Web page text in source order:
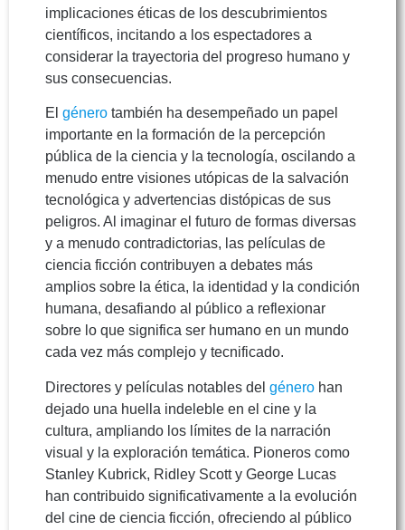
implicaciones éticas de los descubrimientos
científicos, incitando a los espectadores a
considerar la trayectoria del progreso humano y
sus consecuencias.
El género también ha desempeñado un papel
importante en la formación de la percepción
pública de la ciencia y la tecnología, oscilando a
menudo entre visiones utópicas de la salvación
tecnológica y advertencias distópicas de sus
peligros. Al imaginar el futuro de formas diversas
y a menudo contradictorias, las películas de
ciencia ficción contribuyen a debates más
amplios sobre la ética, la identidad y la condición
humana, desafiando al público a reflexionar
sobre lo que significa ser humano en un mundo
cada vez más complejo y tecnificado.
Directores y películas notables del género han
dejado una huella indeleble en el cine y la
cultura, ampliando los límites de la narración
visual y la exploración temática. Pioneros como
Stanley Kubrick, Ridley Scott y George Lucas
han contribuido significativamente a la evolución
del cine de ciencia ficción, ofreciendo al público